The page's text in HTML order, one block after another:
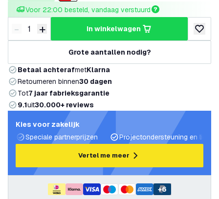
Voor 22:00 besteld, vandaag verstuurd
Verminder hoeveelheid
- Verhoog hoeveelheid
+ in winkelwagen
Grote aantallen nodig?
Betaal achterafmetKlarna
Retourneren binnen30 dagen
Tot7 jaar fabrieksgarantie
9.1uit30.000+ reviews
Kies voor zakelijk
Speciale partnerprijzen
Projectondersteuning en
Vertel me meer
+6